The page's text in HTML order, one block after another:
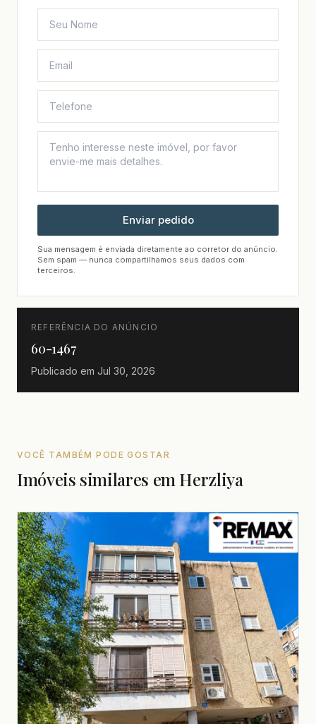
Enviar pedido
Sua mensagem é enviada diretamente ao corretor do anúncio.
Sem spam — nunca compartilhamos seus dados com
terceiros.
REFERÊNCIA DO ANÚNCIO
60-1467
Publicado em Jul 30, 2026
VOCÊ TAMBÉM PODE GOSTAR
Imóveis similares em Herzliya